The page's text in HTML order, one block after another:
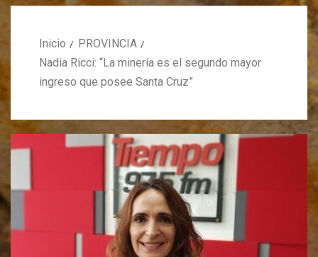
Inicio
PROVINCIA
Nadia Ricci: “La minería es el segundo mayor
ingreso que posee Santa Cruz”